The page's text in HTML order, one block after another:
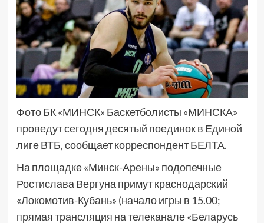
Фото БК «МИНСК» Баскетболисты «МИНСКА»
проведут сегодня десятый поединок в Единой
лиге ВТБ, сообщает корреспондент БЕЛТА.
На площадке «Минск-Арены» подопечные
Ростислава Вергуна примут краснодарский
«Локомотив-Кубань» (начало игры в 15.00;
прямая трансляция на телеканале «Беларусь